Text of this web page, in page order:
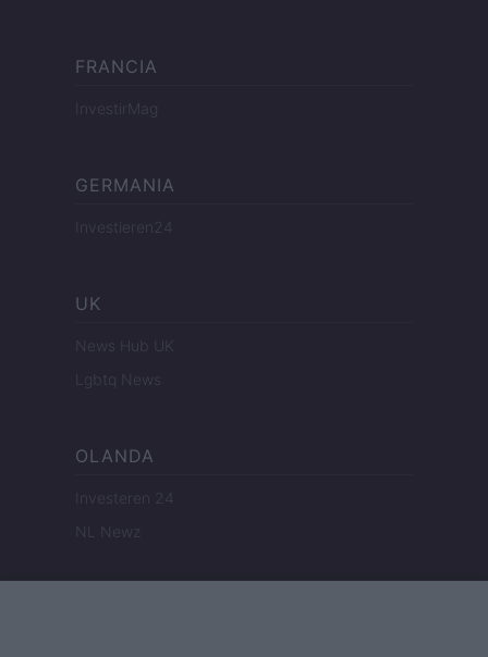
FRANCIA
InvestirMag
GERMANIA
Investieren24
UK
News Hub UK
Lgbtq News
OLANDA
Investeren 24
NL Newz